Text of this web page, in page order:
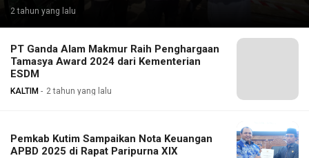
2 tahun yang lalu
PT Ganda Alam Makmur Raih Penghargaan
Tamasya Award 2024 dari Kementerian
ESDM
KALTIM 2 tahun yang lalu
Pemkab Kutim Sampaikan Nota Keuangan
APBD 2025 di Rapat Paripurna XIX